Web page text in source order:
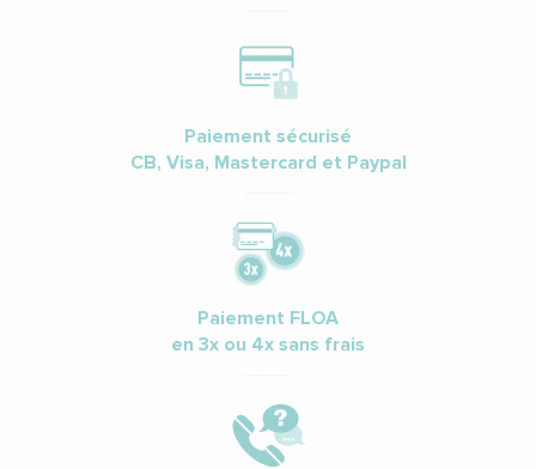
Paiement sécurisé
CB, Visa, Mastercard et Paypal
Paiement FLOA
en 3x ou 4x sans frais